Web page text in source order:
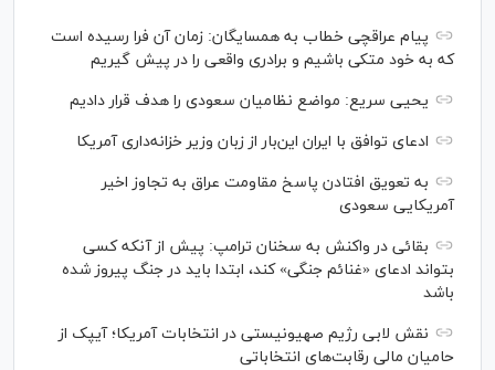
پیام عراقچی خطاب به همسایگان: زمان آن فرا رسیده است
که به خود متکی باشیم و برادری واقعی را در پیش گیریم
یحیی سریع: مواضع نظامیان سعودی را هدف قرار دادیم
ادعای توافق با ایران این‌بار از زبان وزیر خزانه‌داری آمریکا
به تعویق افتادن پاسخ مقاومت عراق به تجاوز اخیر
آمریکایی سعودی
بقائی در واکنش به سخنان ترامپ: پیش از آنکه کسی
بتواند ادعای «غنائم جنگی» کند، ابتدا باید در جنگ پیروز شده
باشد
نقش لابی رژیم صهیونیستی در انتخابات آمریکا؛ آیپک از
حامیان مالی رقابت‌های انتخاباتی